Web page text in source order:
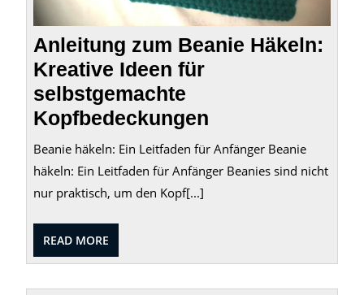
Anleitung zum Beanie Häkeln:
Kreative Ideen für
selbstgemachte
Kopfbedeckungen
Beanie häkeln: Ein Leitfaden für Anfänger Beanie
häkeln: Ein Leitfaden für Anfänger Beanies sind nicht
nur praktisch, um den Kopf[...]
READ MORE
MORE